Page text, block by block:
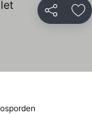
Partilhar